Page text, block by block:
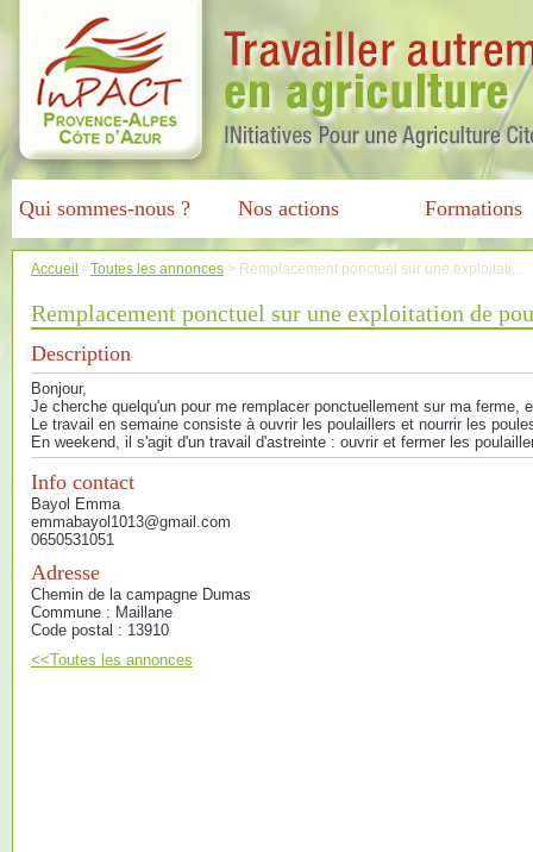
Qui sommes-nous ? Nos actions Formations
Accueil >Toutes les annonces > Remplacement ponctuel sur une exploitati...
Remplacement ponctuel sur une exploitation de
Description
Bonjour,
Je cherche quelqu'un pour me remplacer ponctuellement sur ma ferme,
Le travail en semaine consiste à ouvrir les poulaillers et nourrir les
En weekend, il s'agit d'un travail d'astreinte : ouvrir et fermer les
Info contact
Bayol Emma
emmabayol1013@gmail.com
0650531051
Adresse
Chemin de la campagne Dumas
Commune : Maillane
Code postal : 13910
<<Toutes les annonces